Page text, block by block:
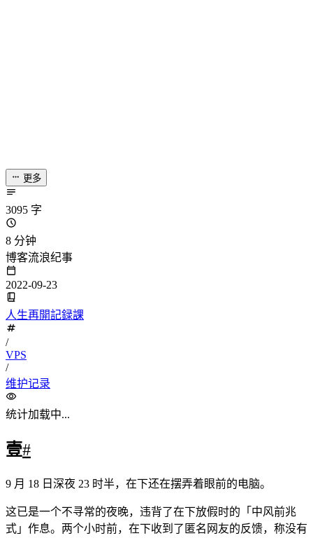
更多
3095 字
8 分钟
博客流浪纪事
2022-09-23
人生再開記録課
/
VPS
/
维护记录
统计加载中...
壹#
9 月 18 日深夜 23 时半，在下还在摆弄着眼前的电脑。
这已是一个不寻常的夜晚，违背了在下放假时的「中风前兆
式」作息。两个小时前，在下收到了匿名网友的反馈，称没有